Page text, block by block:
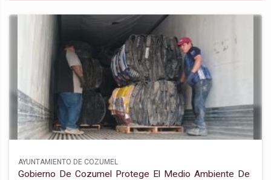
AYUNTAMIENTO DE COZUMEL
Gobierno De Cozumel Protege El Medio Ambiente De